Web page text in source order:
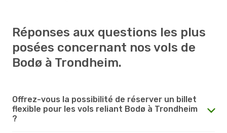
Réponses aux questions les plus
posées concernant nos vols de
Bodø à Trondheim.
Offrez-vous la possibilité de réserver un billet
flexible pour les vols reliant Bodø à Trondheim
?